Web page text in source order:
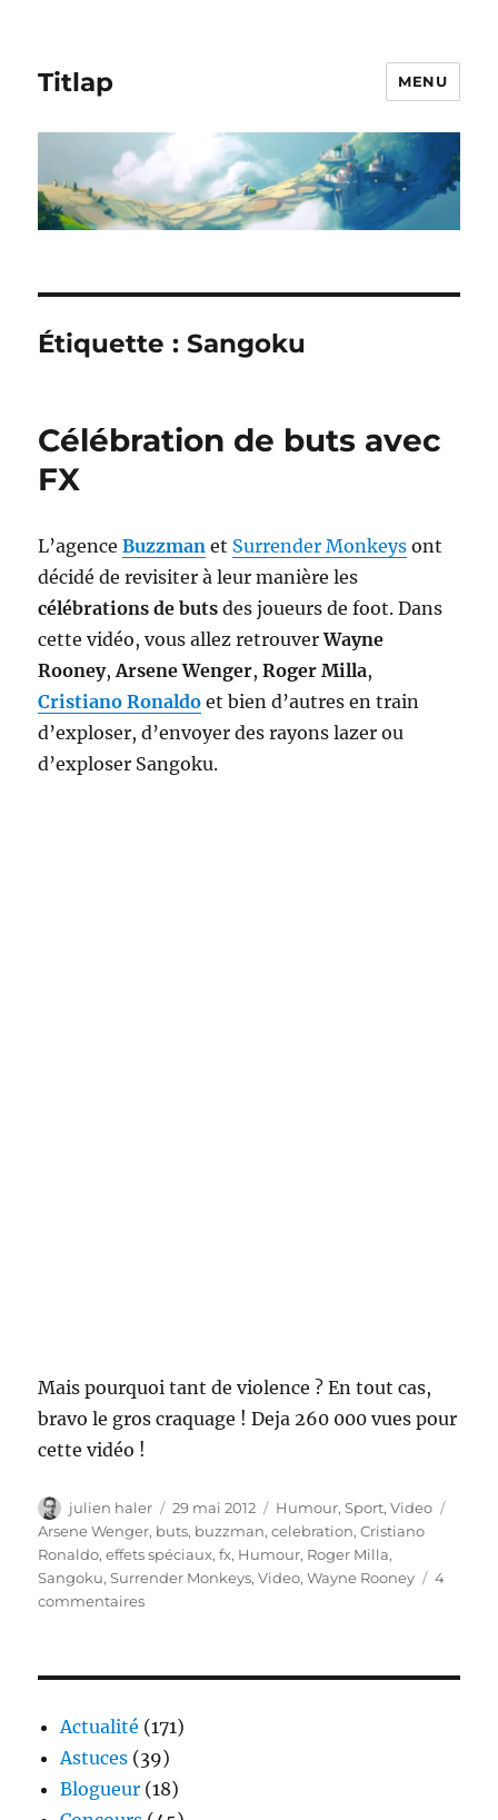
Titlap MENU
Étiquette :Sangoku
Célébration de buts avec
FX
L’agenceBuzzman et Surrender Monkeys ont
décidé de revisiter à leur manière les
célébrations de buts des joueurs de foot. Dans
cette vidéo, vous allez retrouverWayne
Rooney,Arsene Wenger,Roger Milla,
Cristiano Ronaldo et bien d’autres en train
d’exploser, d’envoyer des rayons lazer ou
d’exploser Sangoku.
Mais pourquoi tant de violence ? En tout cas,
bravo le gros craquage ! Deja 260 000 vues pour
cette vidéo !
Auteur
julien haler
Publié
le
29 mai 2012 Catégories
Humour,Sport,Video
Arsene Wenger, buts, buzzman,celebration,Cristiano
Ronaldo,effets spéciaux,fx, Humour, Roger Milla,
Sangoku,Surrender Monkeys,Video,Wayne Rooney
4
commentairessur
FX
Actualité (171)
Astuces (39)
Blogueur (18)